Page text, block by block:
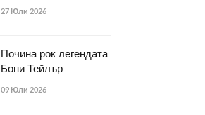
27 Юли 2026
Почина рок легендата
Бони Тейлър
09 Юли 2026